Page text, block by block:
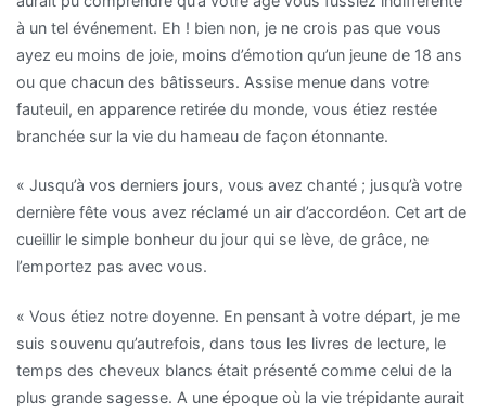
à un tel événement. Eh ! bien non, je ne crois pas que vous
ayez eu moins de joie, moins d’émotion qu’un jeune de 18 ans
ou que chacun des bâtisseurs. Assise menue dans votre
fauteuil, en apparence retirée du monde, vous étiez restée
branchée sur la vie du hameau de façon étonnante.
« Jusqu’à vos derniers jours, vous avez chanté ; jusqu’à votre
dernière fête vous avez réclamé un air d’accordéon. Cet art de
cueillir le simple bonheur du jour qui se lève, de grâce, ne
l’emportez pas avec vous.
« Vous étiez notre doyenne. En pensant à votre départ, je me
suis souvenu qu’autrefois, dans tous les livres de lecture, le
temps des cheveux blancs était présenté comme celui de la
plus grande sagesse. A une époque où la vie trépidante aurait